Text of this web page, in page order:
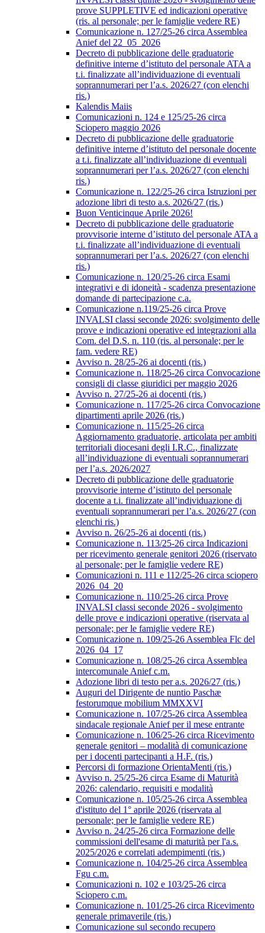
prove SUPPLETIVE ed indicazioni operative
(ris. al personale; per le famiglie vedere RE)
Comunicazione n. 127/25-26 circa Assemblea
Anief del 22_05_2026
Decreto di pubblicazione delle graduatorie
definitive interne d’istituto del personale ATA a
t.i. finalizzate all’individuazione di eventuali
soprannumerari per l’a.s. 2026/27 (con elenchi
ris.)
Kalendis Maiis
Comunicazioni n. 124 e 125/25-26 circa
Sciopero maggio 2026
Decreto di pubblicazione delle graduatorie
definitive interne d’istituto del personale docente
a t.i. finalizzate all’individuazione di eventuali
soprannumerari per l’a.s. 2026/27 (con elenchi
ris.)
Comunicazione n. 122/25-26 circa Istruzioni per
adozione libri di testo a.s. 2026/27 (ris.)
Buon Venticinque Aprile 2026!
Decreto di pubblicazione delle graduatorie
provvisorie interne d’istituto del personale ATA a
t.i. finalizzate all’individuazione di eventuali
soprannumerari per l’a.s. 2026/27 (con elenchi
ris.)
Comunicazione n. 120/25-26 circa Esami
integrativi e di idoneità - scadenza presentazione
domande di partecipazione c.a.
Comunicazione n.119/25-26 circa Prove
INVALSI classi seconde 2026: svolgimento delle
prove e indicazioni operative ed integrazioni alla
Com. del D.S. n. 110 (ris. al personale; per le
fam. vedere RE)
Avviso n. 28/25-26 ai docenti (ris.)
Comunicazione n. 118/25-26 circa Convocazione
consigli di classe giuridici per maggio 2026
Avviso n. 27/25-26 ai docenti (ris.)
Comunicazione n. 117/25-26 circa Convocazione
dipartimenti aprile 2026 (ris.)
Comunicazione n. 115/25-26 circa
Aggiornamento graduatorie, articolata per ambiti
territoriali diocesani degli I.R.C., finalizzate
all’individuazione di eventuali soprannumerari
per l’a.s. 2026/2027
Decreto di pubblicazione delle graduatorie
provvisorie interne d’istituto del personale
docente a t.i. finalizzate all’individuazione di
eventuali soprannumerari per l’a.s. 2026/27 (con
elenchi ris.)
Avviso n. 26/25-26 ai docenti (ris.)
Comunicazione n. 113/25-26 circa Indicazioni
per ricevimento generale genitori 2026 (riservato
al personale; per le famiglie vedere RE)
Comunicazioni n. 111 e 112/25-26 circa sciopero
2026_04_20
Comunicazione n. 110/25-26 circa Prove
INVALSI classi seconde 2026 - svolgimento
delle prove e indicazioni operative (riservata al
personale; per le famiglie vedere RE)
Comunicazione n. 109/25-26 Assemblea Flc del
2026_04_17
Comunicazione n. 108/25-26 circa Assemblea
intercomunale Anief c.m.
Adozione libri di testo per a.s. 2026/27 (ris.)
Auguri del Dirigente de nuntio Paschæ
festorumque mobilium MMXXVI
Comunicazione n. 107/25-26 circa Assemblea
sindacale regionale Anief per il mese entrante
Comunicazione n. 106/25-26 circa Ricevimento
generale genitori – modalità di comunicazione
per i docenti partecipanti a H.F. (ris.)
Percorsi di formazione OrientaMenti (ris.)
Avviso n. 25/25-26 circa Esame di Maturità
2026: calendario, requisiti e modalità
Comunicazione n. 105/25-26 circa Assemblea
d'istituto del 1° aprile 2026 (riservata al
personale; per le famiglie vedere RE)
Avviso n. 24/25-26 circa Formazione delle
commissioni dell'esame di maturità per l'a.s.
2025/2026 e correlati adempimenti (ris.)
Comunicazione n. 104/25-26 circa Assemblea
Fgu c.m.
Comunicazioni n. 102 e 103/25-26 circa
Sciopero c.m.
Comunicazione n. 101/25-26 circa Ricevimento
generale primaverile (ris.)
Comunicazione sul secondo recupero